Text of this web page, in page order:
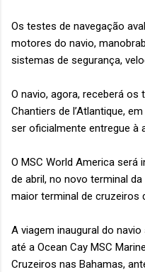
Os testes de navegação
motores do navio,
sistemas de segurança,
O navio, agora, receberá
Chantiers de l’Atlantique,
ser oficialmente entregue à
O MSC World America será
de abril, no novo terminal
maior terminal de cruzeiros
A viagem inaugural do
até a Ocean Cay MSC
Cruzeiros nas Bahamas,